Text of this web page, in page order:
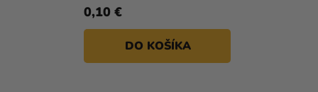
0,10 €
DO KOŠÍKA